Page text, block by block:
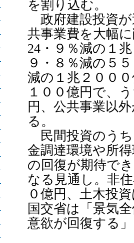
を割り込む。
政府建設投資が
共事業費を大幅
24・９％減の１
９・８％減の５
減の１兆２００
１００億円で、
円、公共事業以
る。
民間投資のうち
金調達環境や所
の回復が期待で
なる見通し。非
０億円、土木投
国交省は「景気
意欲が回復する